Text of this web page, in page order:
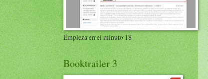
Empieza en el minuto 18
Booktrailer 3